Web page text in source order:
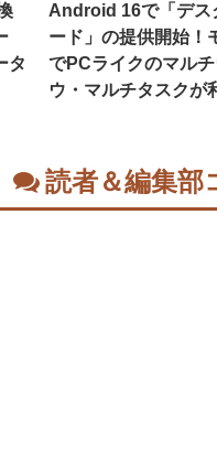
タ
Android 16で「デス
ード」の提供開始！
でPCライクのマル
ウ・マルチタスクが
読者＆編集部